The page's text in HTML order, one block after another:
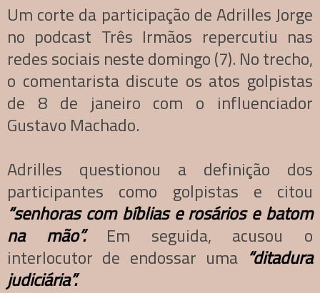
Um corte da participação de Adrilles Jorge
no podcast Três Irmãos repercutiu nas
redes sociais neste domingo (7). No trecho,
o comentarista discute os atos golpistas
de 8 de janeiro com o influenciador
Gustavo Machado.
Adrilles questionou a definição dos
participantes como golpistas e citou
“senhoras com bíblias e rosários e batom
na mão”.Em seguida, acusou o
interlocutor de endossar uma “ditadura
judiciária”.